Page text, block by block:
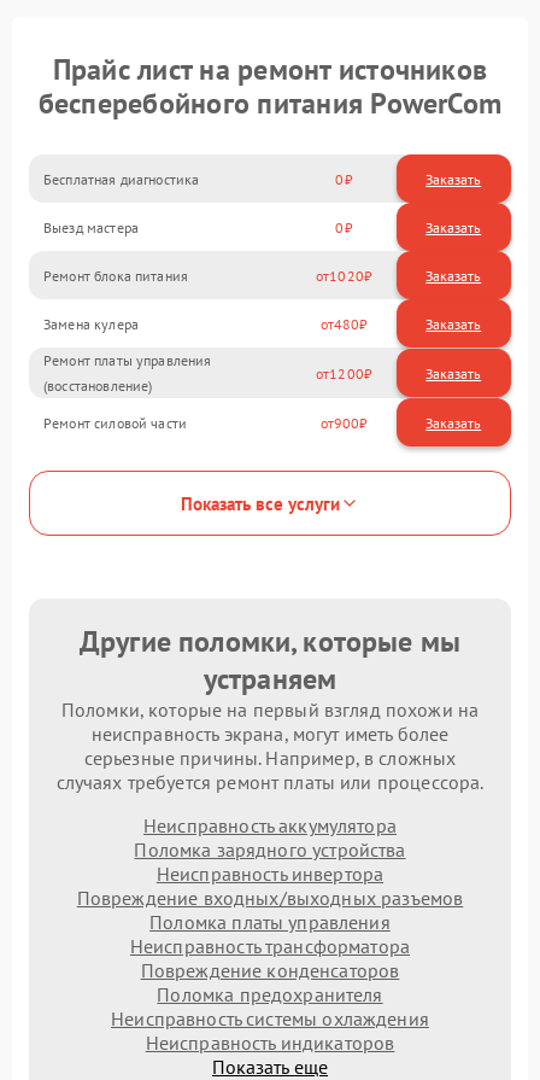
Прайс лист на ремонт источников
бесперебойного питания PowerCom
Бесплатная диагностика 0 Заказать
Выезд мастера 0 Заказать
Ремонт блока питания 1020
Замена кулера 480
Ремонт платы управления
(восстановление)
1200
Ремонт силовой части 900
Показать все услуги
Другие поломки, которые мы
устраняем
Поломки, которые на первый взгляд похожи на
неисправность экрана, могут иметь более
серьезные причины. Например, в сложных
случаях требуется ремонт платы или процессора.
Неисправность аккумулятора
Поломка зарядного устройства
Неисправность инвертора
Повреждение входных/выходных разъемов
Поломка платы управления
Неисправность трансформатора
Повреждение конденсаторов
Поломка предохранителя
Неисправность системы охлаждения
Неисправность индикаторов
Показать еще